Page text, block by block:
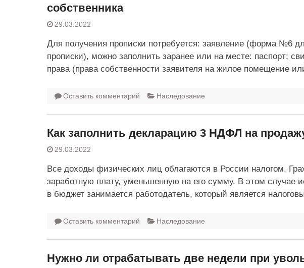
собственника
29.03.2022
Для получения прописки потребуется: заявление (форма №6
прописки), можно заполнить заранее или на месте: паспорт;
права (права собственности заявителя на жилое помещение
Оставить комментарий Наследование
Как заполнить декларацию 3 НДФЛ на
29.03.2022
Все доходы физических лиц облагаются в России налогом.
заработную плату, уменьшенную на его сумму. В этом случае
в бюджет занимается работодатель, который является
Оставить комментарий Наследование
Нужно ли отрабатывать две недели при